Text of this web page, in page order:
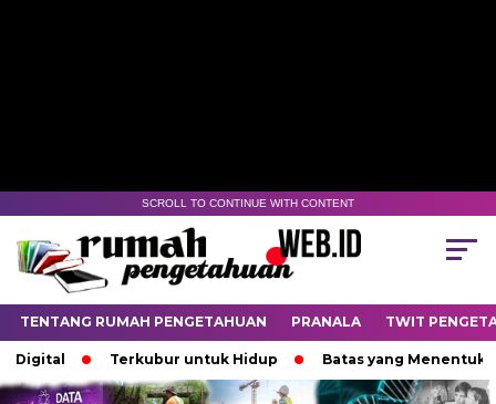
SCROLL TO CONTINUE WITH CONTENT
TENTANG RUMAH PENGETAHUAN PRANALA TWIT
Terkubur untuk Hidup Batas yang Menentukan